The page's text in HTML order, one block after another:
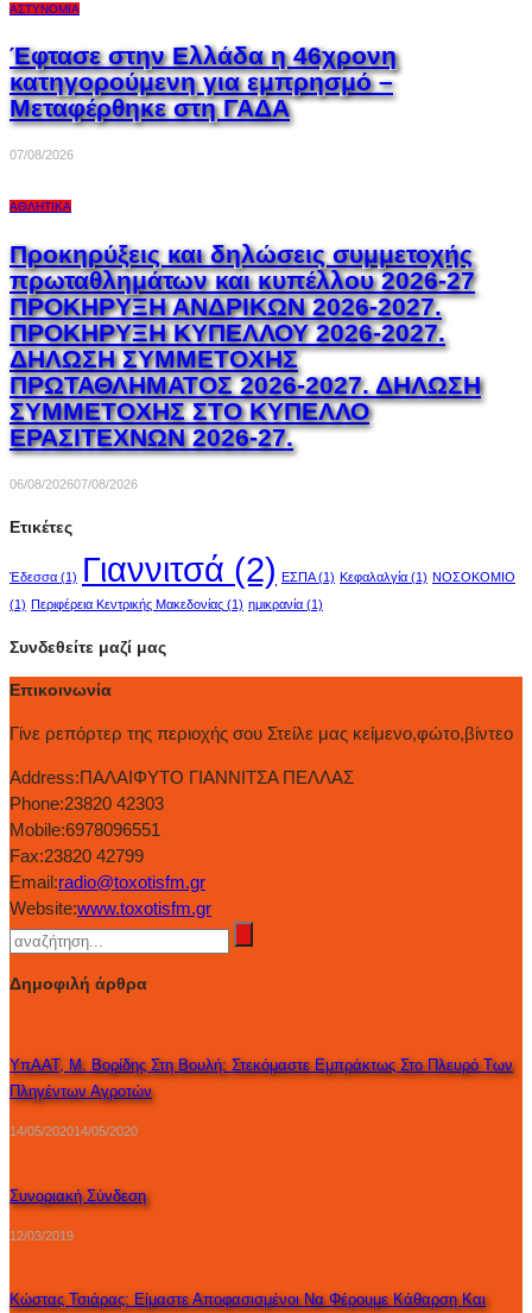
ΑΣΤΥΝΟΜΊΑ
Έφτασε στην Ελλάδα η 46χρονη
κατηγορούμενη για εμπρησμό –
Μεταφέρθηκε στη ΓΑΔΑ
07/08/2026
ΑΘΛΗΤΙΚΆ
Προκηρύξεις και δηλώσεις συμμετοχής
πρωταθλημάτων και κυπέλλου 2026-27
ΠΡΟΚΗΡΥΞΗ ΑΝΔΡΙΚΩΝ 2026-2027.
ΠΡΟΚΗΡΥΞΗ ΚΥΠΕΛΛΟΥ 2026-2027.
ΔΗΛΩΣΗ ΣΥΜΜΕΤΟΧΗΣ
ΠΡΩΤΑΘΛΗΜΑΤΟΣ 2026-2027. ΔΗΛΩΣΗ
ΣΥΜΜΕΤΟΧΗΣ ΣΤΟ ΚΥΠΕΛΛΟ
ΕΡΑΣΙΤΕΧΝΩΝ 2026-27.
06/08/202607/08/2026
Ετικέτες
Έδεσσα (1) Γιαννιτσά (2) ΕΣΠΑ(1) Κεφαλαλγία (1) ΝΟΣΟΚΟΜΙΟ
(1) Περιφέρεια Κεντρικής Μακεδονίας (1) ημικρανία (1)
Συνδεθείτε μαζί μας
Επικοινωνία
Γίνε ρεπόρτερ της περιοχής σου Στείλε μας κείμενο,φώτο,βίντεο
Address:ΠΑΛΑΙΦΥΤΟ ΓΙΑΝΝΙΤΣΑ ΠΕΛΛΑΣ
Phone:23820 42303
Mobile:6978096551
Fax:23820 42799
Email:radio@toxotisfm.gr
Website:www.toxotisfm.gr
Δημοφιλή άρθρα
ΥπΑΑΤ, Μ. Βορίδης Στη Βουλή: Στεκόμαστε Εμπράκτως Στο Πλευρό Των
Πληγέντων Αγροτών
14/05/202014/05/2020
Συνοριακή Σύνδεση
12/03/2019
Κώστας Τσιάρας: Είμαστε Αποφασισμένοι Να Φέρουμε Κάθαρση Και